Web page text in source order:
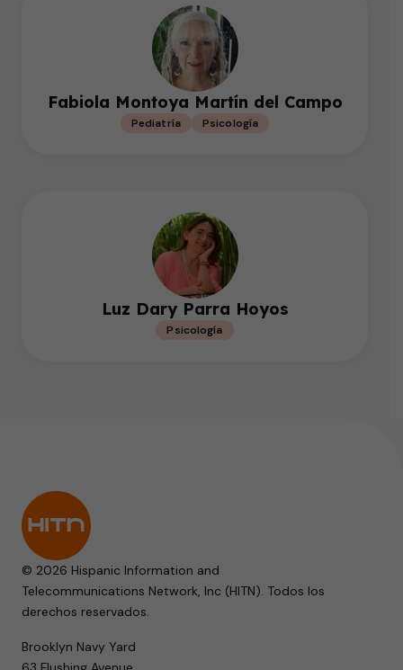
Fabiola Montoya Martín del Campo
Pediatría Psicología
Luz Dary Parra Hoyos
Psicología
© 2026 Hispanic Information and
Telecommunications Network, Inc (HITN). Todos los
derechos reservados.
Brooklyn Navy Yard